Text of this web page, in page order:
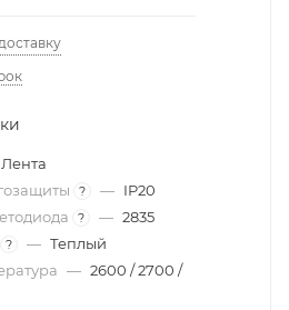
Лента
? — IP20
? — 2835
? — Теплый
— 2600 / 2700 /